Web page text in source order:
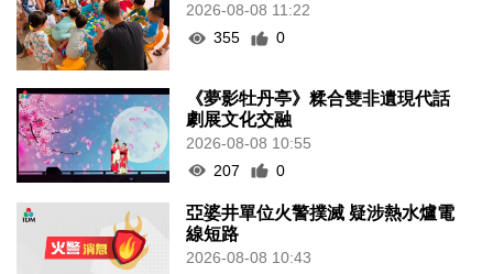
2026-08-08 11:22
355
0
《夢影牡丹亭》糅合雙非遺現代話
劇展文化交融
2026-08-08 10:55
207
0
亞婆井單位火警撲滅 疑涉熱水爐電
線短路
2026-08-08 10:43